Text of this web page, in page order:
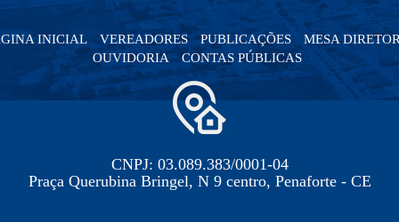
INICIAL VEREADORES PUBLICAÇÕES
MESA
OUVIDORIA
CONTAS PÚBLICAS
CNPJ: 03.089.383/0001-04
Praça Querubina Bringel, N 9 centro, Penaforte - CE